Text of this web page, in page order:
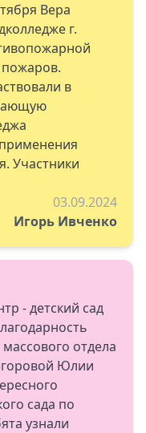
Вера
г.
в
Участники
03.09.2024
Игорь Ивченко
- детский сад
отдела
Юлии
сада по
узнали